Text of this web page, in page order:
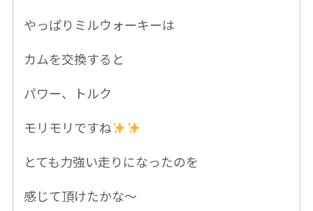
やっぱりミルウォーキーは
カムを交換すると
パワー、トルク
モリモリですね
とても力強い走りになったのを
感じて頂けたかな〜